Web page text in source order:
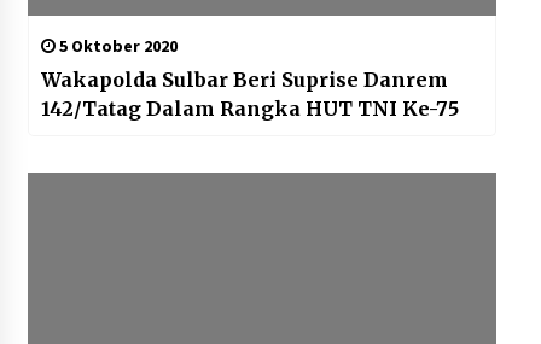
5 Oktober 2020
Wakapolda Sulbar Beri Suprise Danrem
142/Tatag Dalam Rangka HUT TNI Ke-75